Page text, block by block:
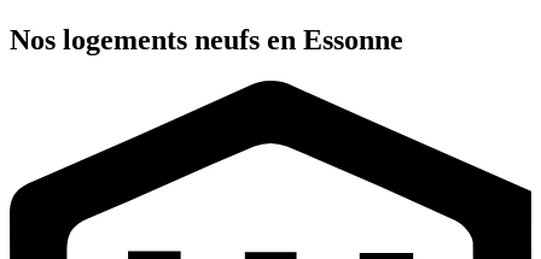
Nos logements neufs en Essonne